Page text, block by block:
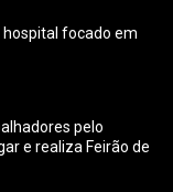
hospital focado em
pelo
e realiza Feirão de